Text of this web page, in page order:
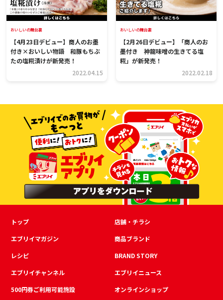
おいしいの舞台裏
【4月23日デビュー】商人のお墨
付き×おいしい物語 和豚もちぶ
たの塩糀漬けが新発売！
2022.04.15
おいしいの舞台裏
【2月26日デビュー】「商人のお
墨付き 神龍味噌の生きてる塩
糀」が新発売！
2022.02.18
トップ
店舗・チラシ
エブリイマガジン
商品ブランド
レシピ
BRAND STORY
エブリイチャンネル
エブリイニュース
500円券ご利用可能施設
オンラインショップ